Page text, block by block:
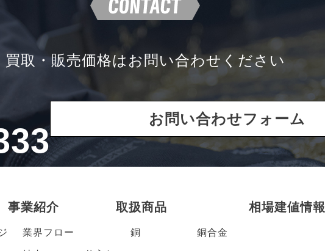
買取・販売価格は お問い合わせください
お問い合わせフォーム
事業紹介
業界フロー
取扱商品
銅 銅合金
相場建値情報